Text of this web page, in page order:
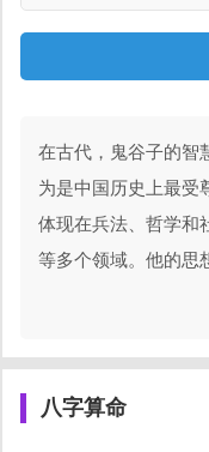
在古代，鬼谷子的智
为是中国历史上最受
体现在兵法、哲学和
等多个领域。他的思
方面产生了深远的影
八字算命